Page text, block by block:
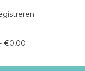
€0,00